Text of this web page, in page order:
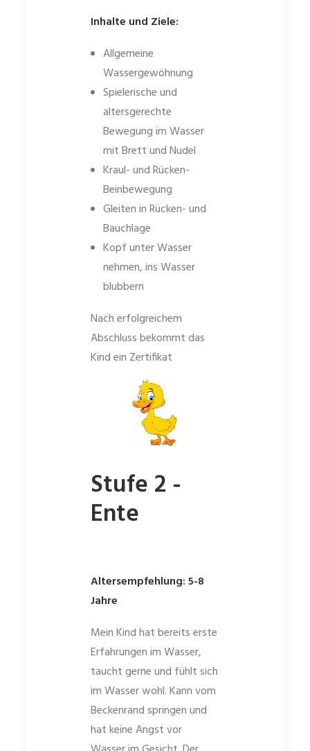
Inhalte und Ziele:
Allgemeine
Wassergewöhnung
Spielerische und
altersgerechte
Bewegung im Wasser
mit Brett und Nudel
Kraul- und Rücken-
Beinbewegung
Gleiten in Rücken- und
Bauchlage
Kopf unter Wasser
nehmen, ins Wasser
blubbern
Nach erfolgreichem
Abschluss bekommt das
Kind ein Zertifikat
Stufe 2 -
Ente
Altersempfehlung: 5-8
Jahre
Mein Kind hat bereits erste
Erfahrungen im Wasser,
taucht gerne und fühlt sich
im Wasser wohl. Kann vom
Beckenrand springen und
hat keine Angst vor